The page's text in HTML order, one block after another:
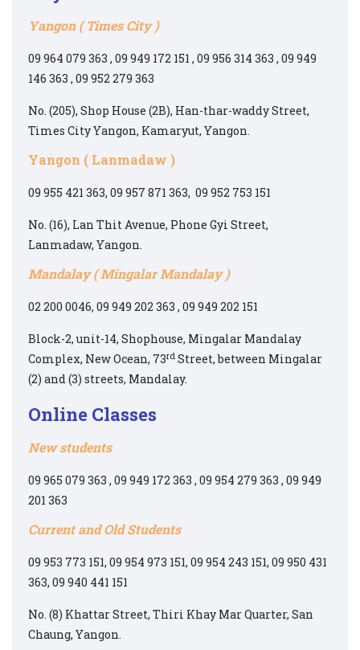
Yangon ( Times City )
09 964 079 363 , 09 949 172 151 , 09 956 314 363 , 09 949
146 363 , 09 952 279 363
No. (205), Shop House (2B), Han-thar-waddy Street,
Times City Yangon, Kamaryut, Yangon.
Yangon ( Lanmadaw )
09 955 421 363, 09 957 871 363, 09 952 753 151
No. (16), Lan Thit Avenue, Phone Gyi Street,
Lanmadaw, Yangon.
Mandalay ( Mingalar Mandalay )
02 200 0046, 09 949 202 363 , 09 949 202 151
Block-2, unit-14, Shophouse, Mingalar Mandalay
Complex, New Ocean, 73rd Street, between Mingalar
(2) and (3) streets, Mandalay.
Online Classes
New students
09 965 079 363 , 09 949 172 363 , 09 954 279 363 , 09 949
201 363
Current and Old Students
09 953 773 151, 09 954 973 151, 09 954 243 151, 09 950 431
363, 09 940 441 151
No. (8) Khattar Street, Thiri Khay Mar Quarter, San
Chaung, Yangon.